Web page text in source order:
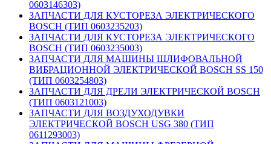
0603146303)
ЗАПЧАСТИ ДЛЯ КУСТОРЕЗА ЭЛЕКТРИЧЕСКОГО
BOSCH (ТИП 0603235203)
ЗАПЧАСТИ ДЛЯ КУСТОРЕЗА ЭЛЕКТРИЧЕСКОГО
BOSCH (ТИП 0603235003)
ЗАПЧАСТИ ДЛЯ МАШИНЫ ШЛИФОВАЛЬНОЙ
ВИБРАЦИОННОЙ ЭЛЕКТРИЧЕСКОЙ BOSCH SS 150
(ТИП 0603254803)
ЗАПЧАСТИ ДЛЯ ДРЕЛИ ЭЛЕКТРИЧЕСКОЙ BOSCH
(ТИП 0603121003)
ЗАПЧАСТИ ДЛЯ ВОЗДУХОДУВКИ
ЭЛЕКТРИЧЕСКОЙ BOSCH USG 380 (ТИП
0611293003)